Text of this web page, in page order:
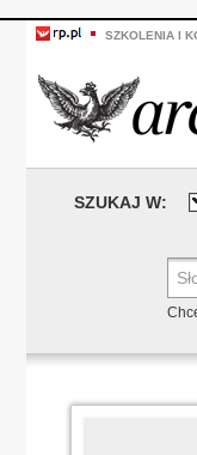
SZKOLENIA I
SZUKAJ W: